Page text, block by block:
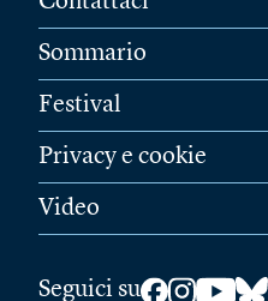
Sommario
Festival
Privacy e cookie
Video
Seguici su